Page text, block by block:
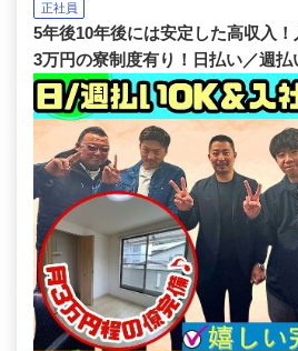
正社員
5年後10年後には安定した高収入！
3万円の寮制度有り！日払い／週払